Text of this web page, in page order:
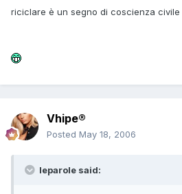
riciclare è un segno di coscienza civile
Vhipe®
Posted May 18, 2006
leparole said: